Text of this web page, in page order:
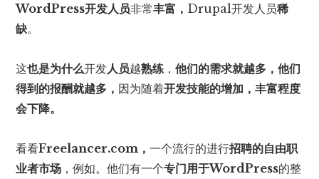
WordPress开发人员非常丰富， Drupal开发人员稀
缺。
这也是为什么开发人员越熟练 ，他们的需求就越多，他们
得到的报酬就越多， 因为随着开发技能的增加，丰富程度
会下降。
看看Freelancer.com ，一个流行的进行招聘的自由职
业者市场 ，例如。他们有一个专门用于WordPress的整